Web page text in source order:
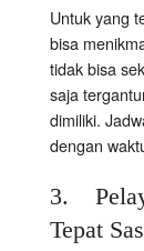
Untuk yang
bisa
tidak bisa
saja
dimiliki.
dengan
3.
Tepat